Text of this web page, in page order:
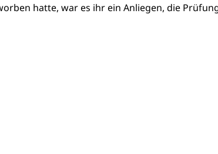
hatte, war es ihr ein Anliegen, die